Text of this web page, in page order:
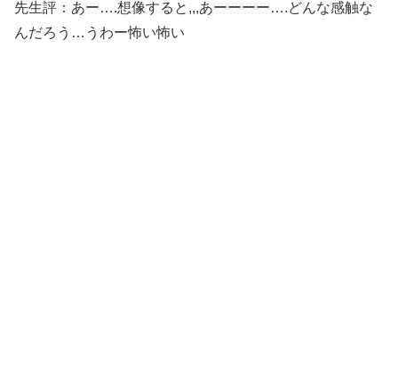
先生評：あー….想像すると,,,あーーーー….どんな感触な
んだろう…うわー怖い怖い